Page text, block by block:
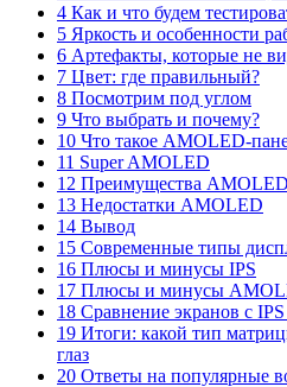
4 Как и что будем
5 Яркость и особенности
6 Артефакты, которые не
7 Цвет: где правильный?
8 Посмотрим под углом
9 Что выбрать и почему?
10 Что такое AMOLED-
11 Super AMOLED
12 Преимущества
13 Недостатки AMOLED
14 Вывод
15 Современные типы
16 Плюсы и минусы IPS
17 Плюсы и минусы
18 Сравнение экранов с
19 Итоги: какой тип
глаз
20 Ответы на популярные